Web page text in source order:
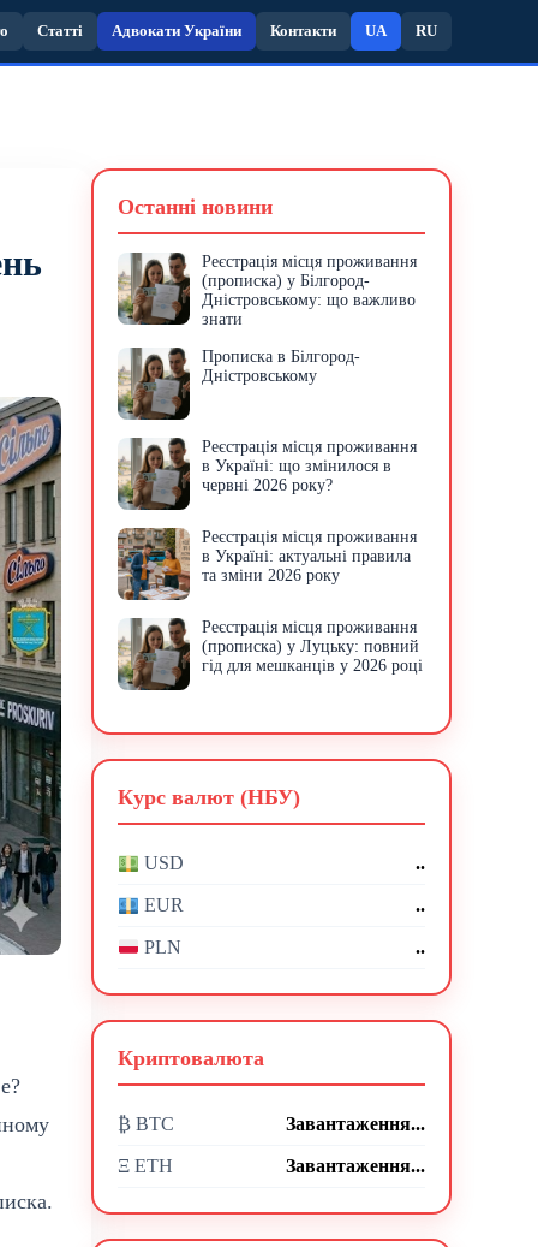
Статті Адвокати України Контакти UA RU
Останні новини
Реєстрація місця проживання
(прописка) у Білгород-
Дністровському: що важливо
знати
Прописка в Білгород-
Дністровському
Реєстрація місця проживання
в Україні: що змінилося в
червні 2026 року?
Реєстрація місця проживання
в Україні: актуальні правила
та зміни 2026 року
Реєстрація місця проживання
(прописка) у Луцьку: повний
гід для мешканців у 2026 році
Курс валют (НБУ)
USD ..
EUR ..
PLN ..
Криптовалюта
₿ BTC Завантаження...
Ξ ETH Завантаження...